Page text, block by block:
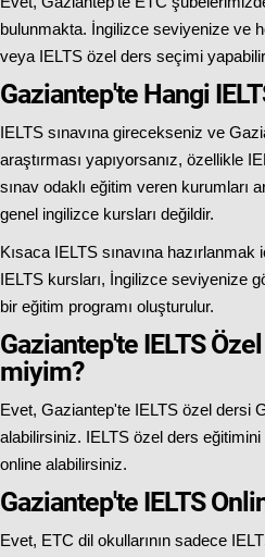
bulunmakta. İngilizce seviyenize ve
veya IELTS özel ders seçimi
Gaziantep'te Hangi
IELTS sınavına girecekseniz ve
araştırması yapıyorsanız, özellikle
sınav odaklı eğitim veren kurumları
genel ingilizce kursları değildir.
Kısaca IELTS sınavına hazırlanmak
IELTS kursları, İngilizce seviyenize
bir eğitim programı oluşturulur.
Gaziantep'te IELTS
miyim?
Evet, Gaziantep'te IELTS özel dersi
alabilirsiniz. IELTS özel ders
online alabilirsiniz.
Gaziantep'te IELTS
Evet, ETC dil okullarının sadece